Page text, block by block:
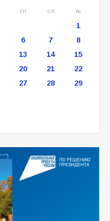
Пт Сб Вс
1
6 7
8
13 14
15
20 21
22
27 28
29